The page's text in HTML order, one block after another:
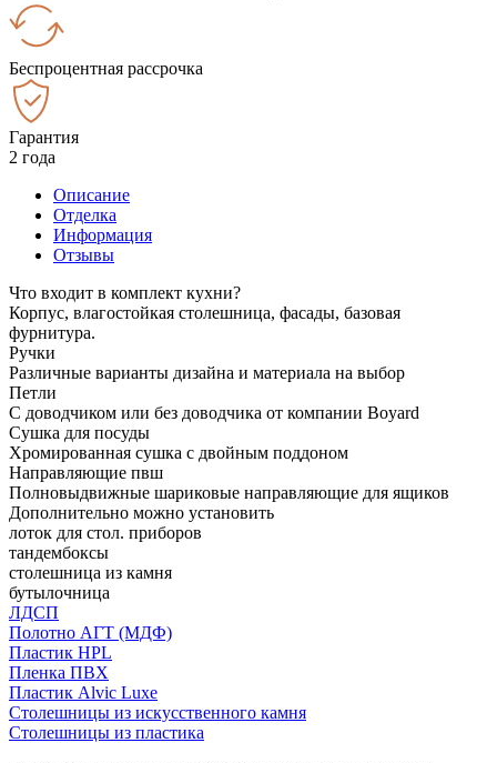
Беспроцентная рассрочка
Гарантия
2 года
Описание
Отделка
Информация
Отзывы
Что входит в комплект кухни?
Корпус, влагостойкая столешница, фасады, базовая
фурнитура.
Ручки
Различные варианты дизайна и материала на выбор
Петли
С доводчиком или без доводчика от компании Boyard
Сушка для посуды
Хромированная сушка с двойным поддоном
Направляющие пвш
Полновыдвижные шариковые направляющие для ящиков
Дополнительно можно установить
лоток для стол. приборов
тандембоксы
столешница из камня
бутылочница
ЛДСП
Полотно АГТ (МДФ)
Пластик HPL
Пленка ПВХ
Пластик Alvic Luxe
Столешницы из искусственного камня
Столешницы из пластика